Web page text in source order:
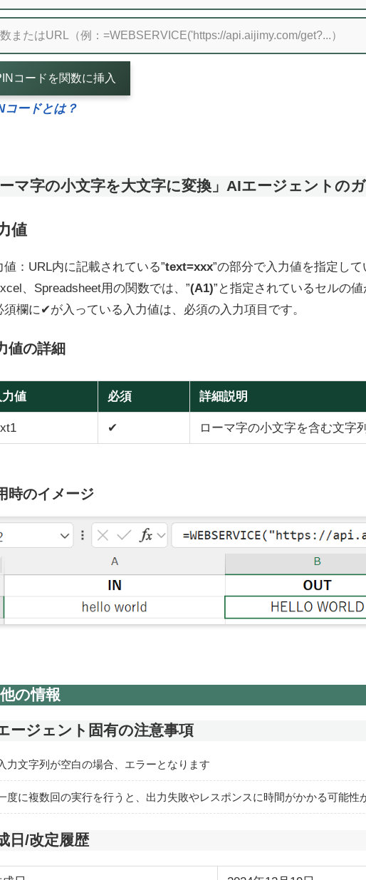
コードを関数に挿入
コードとは？
マ字の小文字を大文字に変換」AIエージェントの
値
値：URL内に記載されている”text=xxx”の部分で入力値を指定して
、Spreadsheet用の関数では、”(A1)”と指定されているセルの値
欄に✔が入っている入力値は、必須の入力項目です。
値の詳細
値 必須 詳細説明
✔ ローマ字の小文字を含む文字列
時のイメージ
の情報
ージェント固有の注意事項
力文字列が空白の場合、エラーとなります
度に複数回の実行を行うと、出力失敗やレスポンスに時間がかかる可能性
日/改定履歴